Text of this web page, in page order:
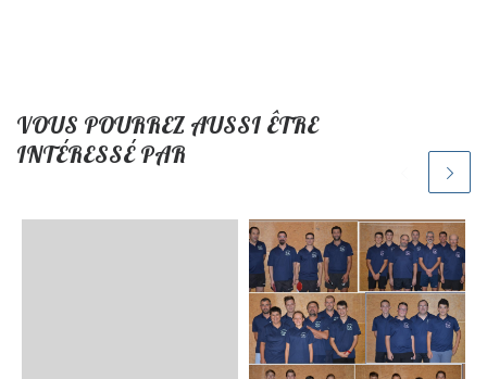
VOUS POURREZ AUSSI ÊTRE
INTÉRESSÉ PAR